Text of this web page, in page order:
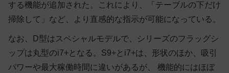
する機能が追加された。これにより、「テーブルの下だけ
掃除して」など、より直感的な指示が可能になっている。
なお、D型はスペシャルモデルで、シリーズのフラッグシ
ップは丸型のi7+となる。S9+とi7+は、形状のほか、吸引
パワーや最大稼働時間に違いがあるが、 機能的にはほぼ